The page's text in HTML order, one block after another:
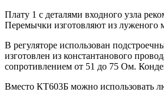
Плату 1 с деталями входного узла
Перемычки изготовляют из луженого
В регуляторе использован
изготовлен из константанового
сопротивлением от 51 до 75 Ом.
Вместо КТ603Б можно использовать